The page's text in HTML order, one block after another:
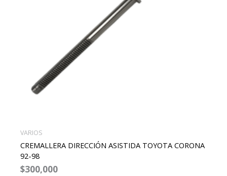
VARIOS
CREMALLERA DIRECCIÓN ASISTIDA TOYOTA CORONA
92-98
$300,000